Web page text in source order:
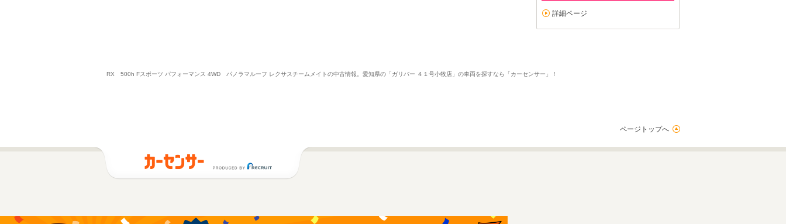
詳細ページ
RX 500h Fスポーツ パフォーマンス 4WD パノラマルーフ レクサスチームメイトの中古情報。愛知県の「ガリバー ４１号小牧店」の車両を探すなら「カーセンサー」！
ページトップへ